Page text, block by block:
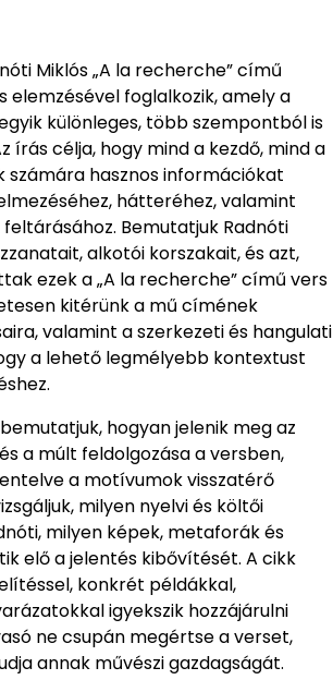
Miklós „A la recherche” című
elemzésével foglalkozik, amely a
különleges, több szempontból is
írás célja, hogy mind a kezdő, mind a
számára hasznos információkat
hátteréhez, valamint
Bemutatjuk Radnóti
alkotói korszakait, és azt,
ezek a „A la recherche” című vers
kitérünk a mű címének
valamint a szerkezeti és hangulati
a lehető legmélyebb kontextust
hogyan jelenik meg az
a múlt feldolgozása a versben,
a motívumok visszatérő
milyen nyelvi és költői
milyen képek, metaforák és
elő a jelentés kibővítését. A cikk
konkrét példákkal,
igyekszik hozzájárulni
ne csupán megértse a verset,
annak művészi gazdagságát.